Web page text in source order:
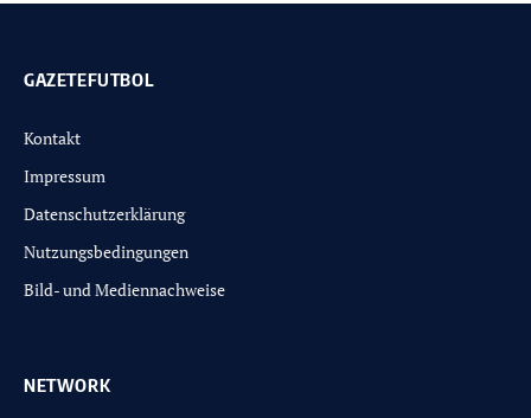
GAZETEFUTBOL
Kontakt
Impressum
Datenschutzerklärung
Nutzungsbedingungen
Bild- und Mediennachweise
NETWORK